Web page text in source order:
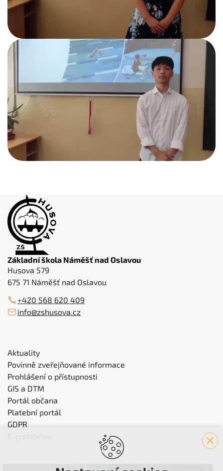
Základní škola Náměšť nad Oslavou
Husova 579
675 71 Náměšť nad Oslavou
+420 568 620 409
info@zshusova.cz
Aktuality
Povinně zveřejňované informace
Prohlášení o přístupnosti
GIS a DTM
Portál občana
Platební portál
GDPR